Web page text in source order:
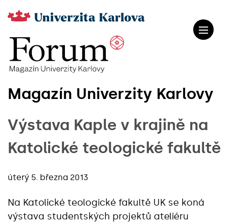
Magazín Univerzity Karlovy
Výstava Kaple v krajině na
Katolické teologické fakultě
úterý 5. března 2013
Na Katolické teologické fakultě UK se koná
výstava studentských projektů ateliéru